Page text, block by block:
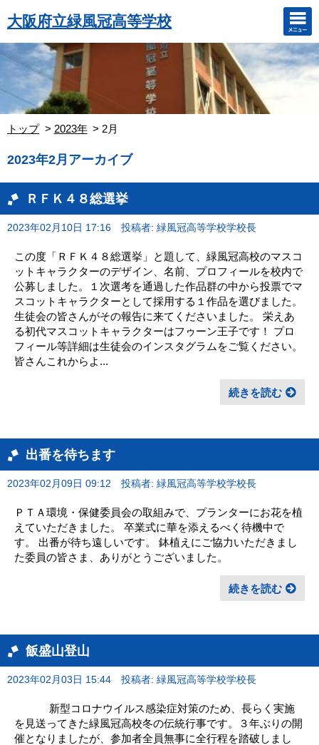
大阪府立緑風冠高等学校
トップ 2023年 2月
2023年2月アーカイブ
ＲＦＫ４８総選挙
2023年02月10日 17:16 投稿者: 緑風冠高等学校学校長
この度「ＲＦＫ４８総選挙」と題して、緑風冠高校のマスコ
ットキャラクターのデザイン、名前、プロフィールを校内で
公募しました。１次選考を通過した作品群の中から投票でマ
スコットキャラクターとして採用する１作品を選びました。
生徒会の皆さんがその報告に来てくださいました。 栄えあ
る初代マスコットキャラクターはフゥーン王子です！ プロ
フィール等詳細は生徒会のインスタグラムをご覧ください。
皆さんこれからよ...
続きを読む
出番を待ちます
2023年02月09日 09:12 投稿者: 緑風冠高等学校学校長
ＰＴＡ環境・保健委員会の取組みで、プランターにお花を植
えていただきました。 卒業式に華を添えるべく待機中で
す。 出番が待ち遠しいです。 鉢植えにご協力いただきまし
た委員の皆さま、ありがとうございました。
続きを読む
飯盛山登山
2023年02月03日 15:44 投稿者: 緑風冠高等学校学校長
新型コロナウイルス感染症対策のため、長らく実施
を見送ってきた緑風冠高校冬の伝統行事です。３年ぶりの開
催となりましたが、参加者全員無事に全行程を踏破しまし